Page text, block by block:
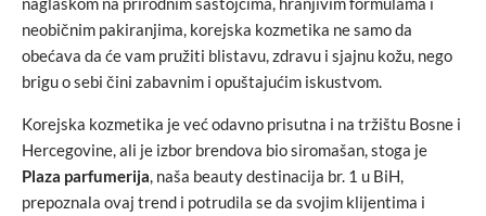
neobičnim pakiranjima, korejska kozmetika ne samo da
obećava da će vam pružiti blistavu, zdravu i sjajnu kožu, nego
brigu o sebi čini zabavnim i opuštajućim iskustvom.
Korejska kozmetika je već odavno prisutna i na tržištu Bosne i
Hercegovine, ali je izbor brendova bio siromašan, stoga je
Plaza parfumerija, naša beauty destinacija br. 1 u BiH,
prepoznala ovaj trend i potrudila se da svojim klijentima i